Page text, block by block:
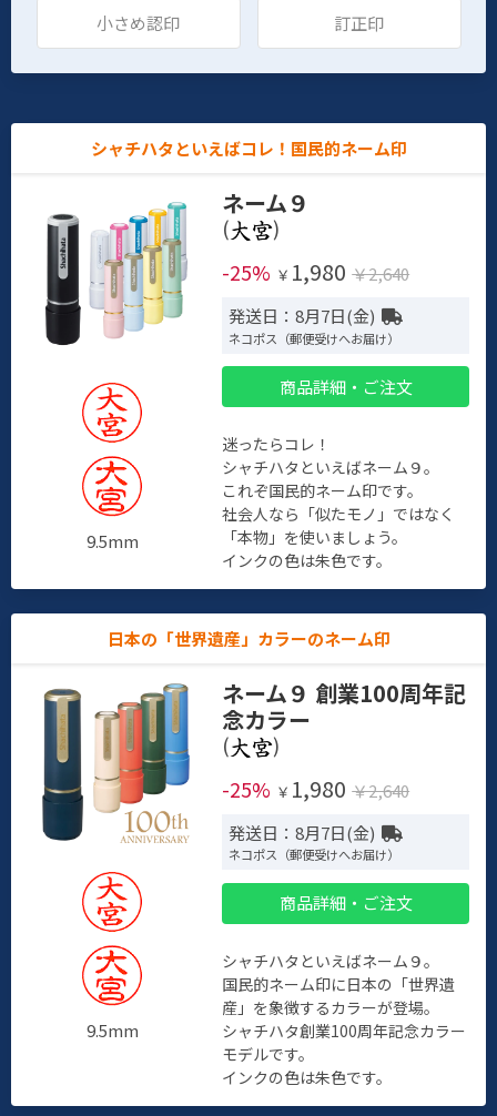
小さめ認印 訂正印
シャチハタといえばコレ！国民的ネーム印
9.5mm
ネーム９
(
)
-25% ￥ 1,980 ￥2,640
発送日：8月7日(金)
ネコポス（郵便受けへお届け）
商品詳細・ご注文
迷ったらコレ！
シャチハタといえばネーム９。
これぞ国民的ネーム印です。
社会人なら「似たモノ」ではなく
「本物」を使いましょう。
インクの色は朱色です。
日本の「世界遺産」カラーのネーム印
9.5mm
ネーム９ 創業100周年記
念カラー
(
)
-25% ￥ 1,980 ￥2,640
発送日：8月7日(金)
ネコポス（郵便受けへお届け）
商品詳細・ご注文
シャチハタといえばネーム９。
国民的ネーム印に日本の「世界遺
産」を象徴するカラーが登場。
シャチハタ創業100周年記念カラー
モデルです。
インクの色は朱色です。